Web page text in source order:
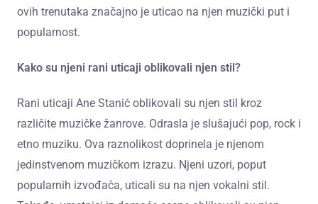
ovih trenutaka značajno je uticao na njen muzički put i
popularnost.
Kako su njeni rani uticaji oblikovali njen stil?
Rani uticaji Ane Stanić oblikovali su njen stil kroz
različite muzičke žanrove. Odrasla je slušajući pop, rock i
etno muziku. Ova raznolikost doprinela je njenom
jedinstvenom muzičkom izrazu. Njeni uzori, poput
popularnih izvođača, uticali su na njen vokalni stil.